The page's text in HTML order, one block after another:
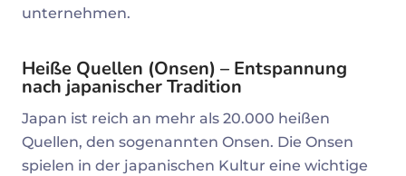
unternehmen.
Heiße Quellen (Onsen) – Entspannung
nach japanischer Tradition
Japan ist reich an mehr als 20.000 heißen
Quellen, den sogenannten Onsen. Die Onsen
spielen in der japanischen Kultur eine wichtige